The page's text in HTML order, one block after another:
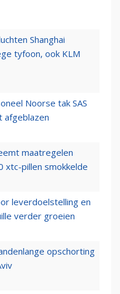
Shanghai
tyfoon, ook KLM
Noorse tak SAS
afgeblazen
maatregelen
xtc-pillen smokkelde
leverdoelstelling en
verder groeien
opschorting